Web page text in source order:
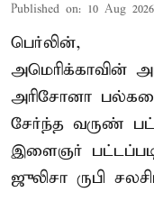
Published on: 10 Aug
பெர்லின்,
அமெரிக்காவின்
அரிசோனா
சேர்ந்த வருண்
இளைஞர்
ஜுலிசா ருபி